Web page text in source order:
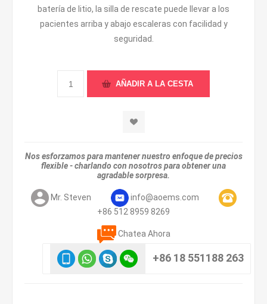
batería de litio, la silla de rescate puede llevar a los
pacientes arriba y abajo escaleras con facilidad y
seguridad.
Nos esforzamos para mantener nuestro enfoque de precios
flexible - charlando con nosotros para obtener una
agradable sorpresa.
Mr. Steven
info@aoems.com
+86 512 8959 8269
Chatea Ahora
+86 18 551188 263